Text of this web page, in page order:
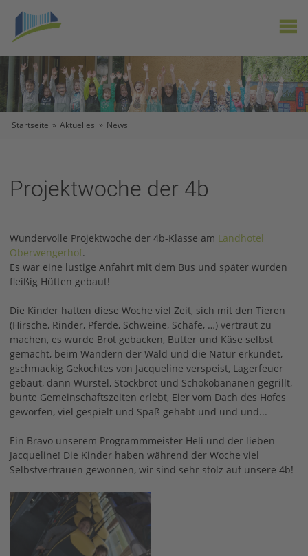
X
Startseite » Aktuelles » News
Projektwoche der 4b
Wundervolle Projektwoche der 4b-Klasse am Landhotel
Oberwengerhof.
Es war eine lustige Anfahrt mit dem Bus und später wurden
fleißig Hütten gebaut!
Die Kinder hatten diese Woche viel Zeit, sich mit den Tieren
(Hirsche, Rinder, Pferde, Schweine, Schafe, …) vertraut zu
machen, es wurde Brot gebacken, Butter und Käse selbst
gemacht, beim Wandern der Wald und die Natur erkundet,
gschmackig Gekochtes von Jacqueline verspeist, Lagerfeuer
gebaut, dann Würstel, Stockbrot und Schokobananen gegrillt,
bunte Gemeinschaftszeiten erlebt, Eier vom Dach des Hofes
geworfen, viel gespielt und Spaß gehabt und und und...
Ein Bravo unserem Programmmeister Heli und der lieben
Jacqueline! Die Kinder haben während der Woche viel
Selbstvertrauen gewonnen, wir sind sehr stolz auf unsere 4b!